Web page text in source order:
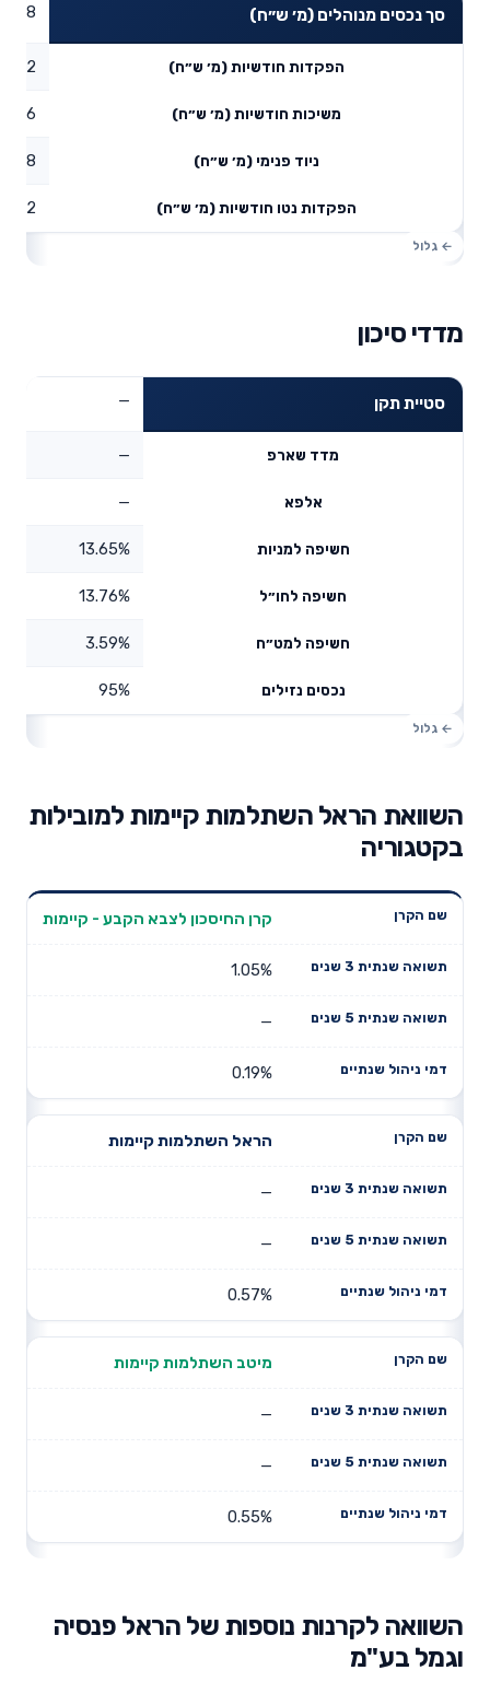
סך נכסים מנוהלים (מ׳ ש״ח)
הפקדות חודשיות (מ׳ ש״ח) 0.2
משיכות חודשיות (מ׳ ש״ח) 0.16
ניוד פנימי (מ׳ ש״ח) 0.58
הפקדות נטו חודשיות (מ׳ ש״ח) 0.62
מדדי סיכון
סטיית תקן —
מדד שארפ —
אלפא —
חשיפה למניות 13.65%
חשיפה לחו״ל 13.76%
חשיפה למט״ח 3.59%
נכסים נזילים 95%
השוואת הראל השתלמות קיימות למובילות
בקטגוריה
שנים
תשואה
דמי ניהול
קרן החיסכון לצבא הקבע - קיימות
1.05%
—
0.19%
הראל השתלמות קיימות
—
—
0.57%
מיטב השתלמות קיימות
—
—
0.55%
השוואה לקרנות נוספות של הראל פנסיה
וגמל בע"מ